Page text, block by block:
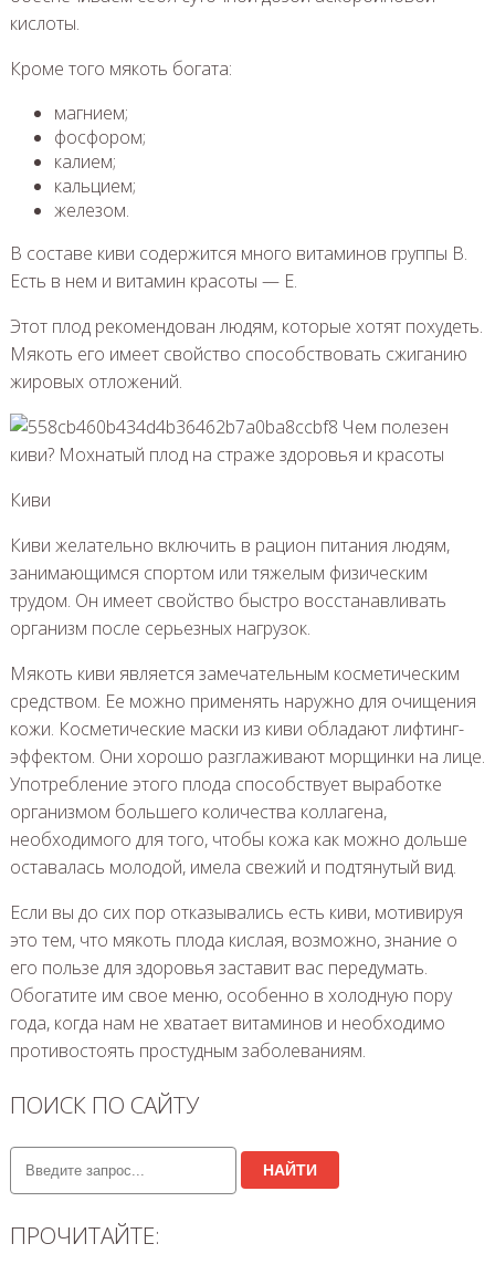
кислоты.
Кроме того мякоть богата:
магнием;
фосфором;
калием;
кальцием;
железом.
В составе киви содержится много витаминов группы В.
Есть в нем и витамин красоты — Е.
Этот плод рекомендован людям, которые хотят похудеть.
Мякоть его имеет свойство способствовать сжиганию
жировых отложений.
Киви
Киви желательно включить в рацион питания людям,
занимающимся спортом или тяжелым физическим
трудом. Он имеет свойство быстро восстанавливать
организм после серьезных нагрузок.
Мякоть киви является замечательным косметическим
средством. Ее можно применять наружно для очищения
кожи. Косметические маски из киви обладают лифтинг-
эффектом. Они хорошо разглаживают морщинки на лице.
Употребление этого плода способствует выработке
организмом большего количества коллагена,
необходимого для того, чтобы кожа как можно дольше
оставалась молодой, имела свежий и подтянутый вид.
Если вы до сих пор отказывались есть киви, мотивируя
это тем, что мякоть плода кислая, возможно, знание о
его пользе для здоровья заставит вас передумать.
Обогатите им свое меню, особенно в холодную пору
года, когда нам не хватает витаминов и необходимо
противостоять простудным заболеваниям.
ПОИСК ПО САЙТУ
НАЙТИ
ПРОЧИТАЙТЕ: